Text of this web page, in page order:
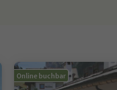
Online buchbar